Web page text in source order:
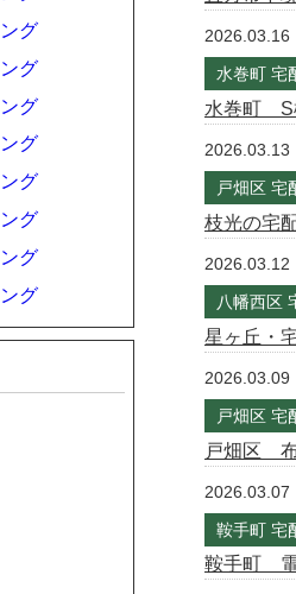
2026.03.16
水巻町 宅
水巻町 S
2026.03.13
戸畑区 宅
枝光の宅
2026.03.12
八幡西区
星ヶ丘・
2026.03.09
戸畑区 宅
戸畑区
2026.03.07
鞍手町 宅
鞍手町 電
グ
グ
グ
グ
グ
グ
グ
グ